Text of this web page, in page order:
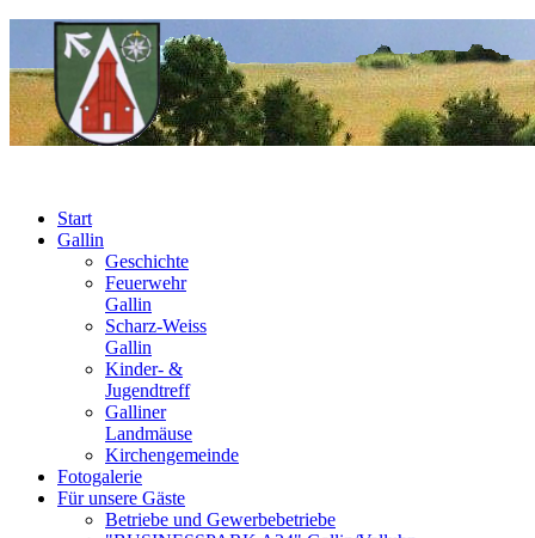
Start
Gallin
Geschichte
Feuerwehr
Gallin
Scharz-Weiss
Gallin
Kinder- &
Jugendtreff
Galliner
Landmäuse
Kirchengemeinde
Fotogalerie
Für unsere Gäste
Betriebe und Gewerbebetriebe